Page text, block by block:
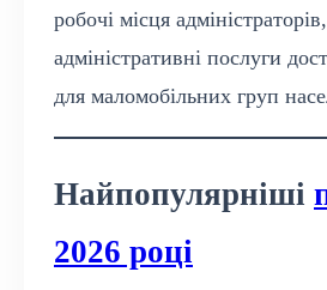
робочі місця
адміністративні послуги
для маломобільних груп
Найпопулярніші
2026 році